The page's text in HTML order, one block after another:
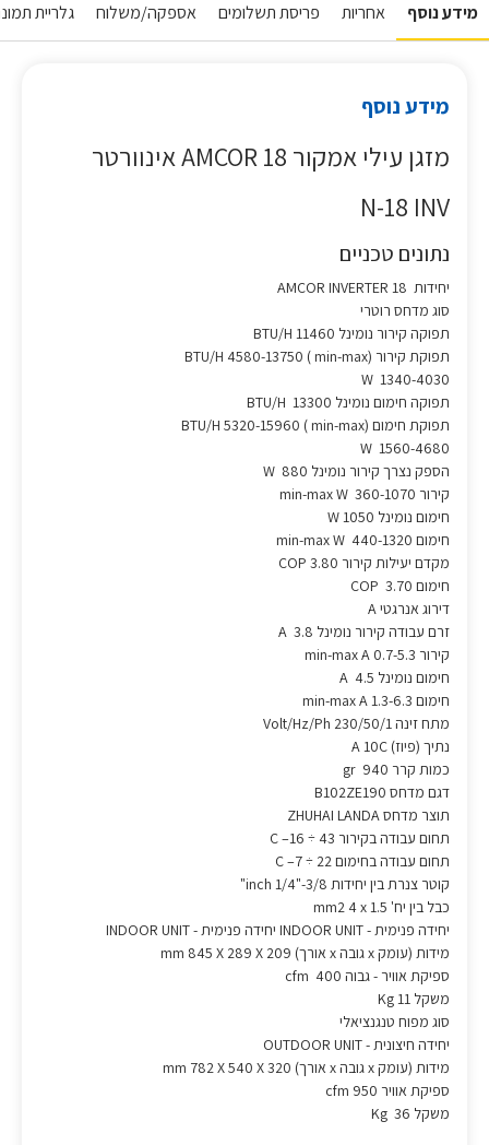
מידע נוסף אחריות פריסת תשלומים אספקה/משלוח גלריית
מידע נוסף
מזגן עילי אמקור AMCOR 18 אינוורטר
N-18 INV
נתונים טכניים
יחידות AMCOR INVERTER 18
סוג מדחס רוטרי
תפוקה קירור נומינל BTU/H 11460
תפוקת קירור (min-max ) BTU/H 4580-13750
W 1340-4030
תפוקה חימום נומינל BTU/H 13300
תפוקת חימום (min-max ) BTU/H 5320-15960
W 1560-4680
הספק נצרך קירור נומינל W 880
קירור min-max W 360-1070
חימום נומינל W 1050
חימום min-max W 440-1320
מקדם יעילות קירור COP 3.80
חימום COP 3.70
דירוג אנרגטי A
זרם עבודה קירור נומינל A 3.8
קירור min-max A 0.7-5.3
חימום נומינל A 4.5
חימום min-max A 1.3-6.3
מתח זינה Volt/Hz/Ph 230/50/1
נתיך (פיוז) A 10C
כמות קרר gr 940
דגם מדחס B102ZE190
תוצר מדחס ZHUHAI LANDA
תחום עבודה בקירור C –16 ÷ 43
תחום עבודה בחימום C –7 ÷ 22
קוטר צנרת בין יחידות inch 1/4"-3/8"
כבל בין יח' mm2 4 x 1.5
יחידה פנימית - INDOOR UNIT יחידה פנימית - INDOOR UNIT
מידות (עומק x גובה x אורך) mm 845 X 289 X 209
ספיקת אוויר - גבוה cfm 400
משקל Kg 11
סוג מפוח טנגנציאלי
יחידה חיצונית - OUTDOOR UNIT
מידות (עומק x גובה x אורך) mm 782 X 540 X 320
ספיקת אוויר cfm 950
משקל Kg 36